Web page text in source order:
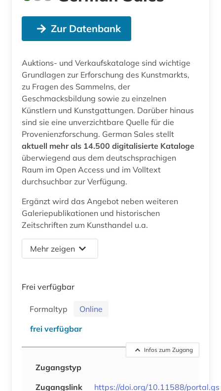
Zur Datenbank
Auktions- und Verkaufskataloge sind wichtige
Grundlagen zur Erforschung des Kunstmarkts,
zu Fragen des Sammelns, der
Geschmacksbildung sowie zu einzelnen
Künstlern und Kunstgattungen. Darüber hinaus
sind sie eine unverzichtbare Quelle für die
Provenienzforschung. German Sales stellt
aktuell mehr als 14.500 digitalisierte Kataloge
überwiegend aus dem deutschsprachigen
Raum im Open Access und im Volltext
durchsuchbar zur Verfügung.
Ergänzt wird das Angebot neben weiteren
Galeriepublikationen und historischen
Zeitschriften zum Kunsthandel u.a.
Mehr zeigen
Frei verfügbar
Formaltyp
Online
frei verfügbar
Infos zum Zugang
Zugangstyp
Zugangslink
https://doi.org/10.11588/portal.gs